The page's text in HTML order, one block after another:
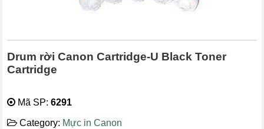
Drum rời Canon Cartridge-U Black Toner
Cartridge
Mã SP:6291
Category: Mực in Canon